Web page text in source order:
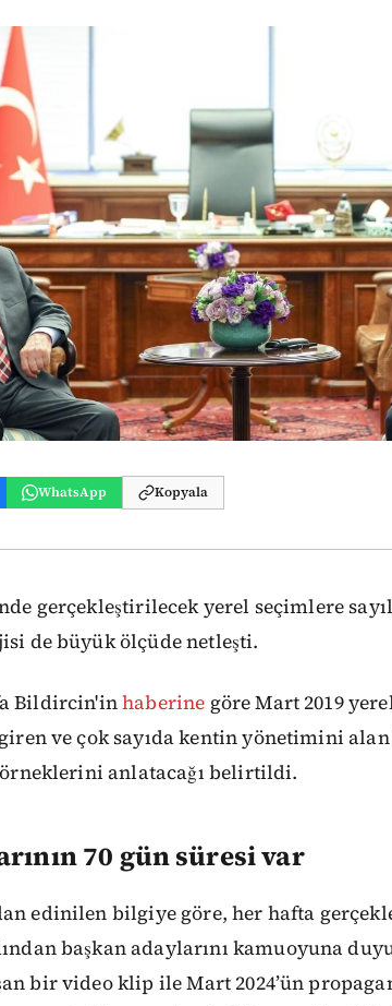
WhatsApp Kopyala
gerçekleştirilecek yerel seçimlere
de büyük ölçüde netleşti.
Bildircin'inhaberine göre Mart 2019
ve çok sayıda kentin yönetimini alan
anlatacağı belirtildi.
70 gün süresi var
edinilen bilgiye göre, her hafta
başkan adaylarını kamuoyuna
bir video klip ile Mart 2024’ün